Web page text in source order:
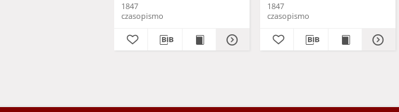
1847
czasopismo
1847
czasopismo